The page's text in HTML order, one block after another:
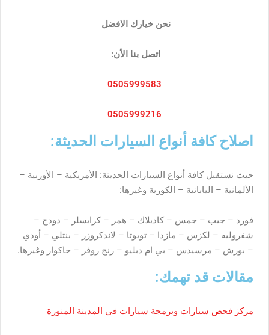
نحن خيارك الافضل
اتصل بنا الأن:
0505999583
0505999216
اصلاح كافة أنواع السيارات الحديثة:
حيث نستقبل كافة أنواع السيارات الحديثة: الأمريكية – الأوربية –
الألمانية – اليابانية – الكورية وغيرها:
فورد – جيب – جمس – كاديلاك – همر – كرايسلر – دودج –
شفروليه – لكزس – مازدا – تويوتا – لاندكروزر – بنتلي – أودي
– بورش – مرسيدس – بي ام دبليو – رنج روفر – جاكوار وغيرها.
مقالات قد تهمك:
مركز فحص سيارات وبرمجة سيارات في المدينة المنورة